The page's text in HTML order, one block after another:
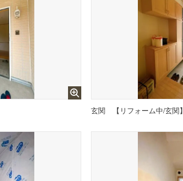
玄関 【リフォーム中/玄関】